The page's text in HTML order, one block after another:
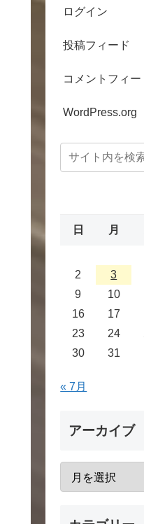
ログイン
投稿フィード
コメントフィー
WordPress.org
日 月
2
3
9
10
16
17
23
24
30
31
« 7月
アーカイブ